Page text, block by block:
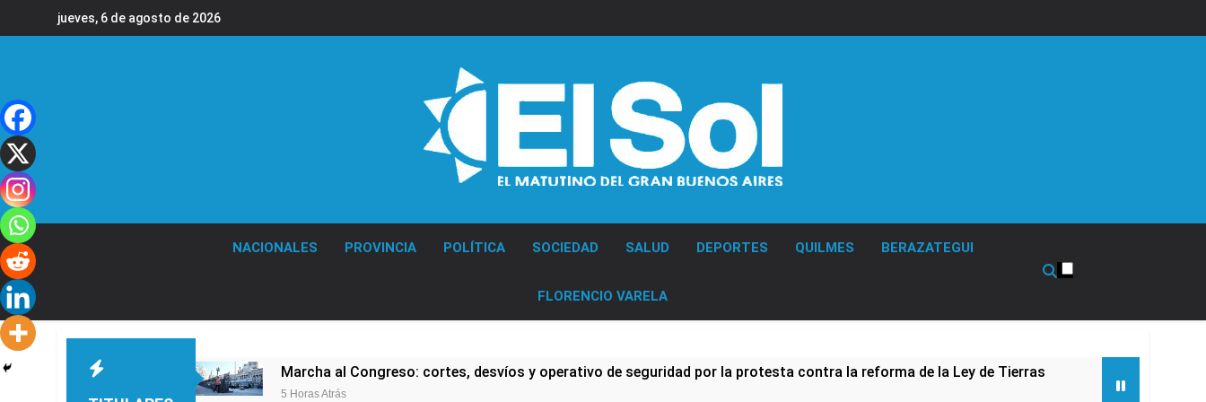
jueves, 6 de agosto de 2026
NACIONALES PROVINCIA POLÍTICA SOCIEDAD SALUD DEPORTES QUILMES BERAZATEGUI
FLORENCIO VARELA
Marcha al Congreso: cortes, desvíos y operativo de seguridad por la protesta contra la reforma de la Ley de Tierras
5 Horas Atrás